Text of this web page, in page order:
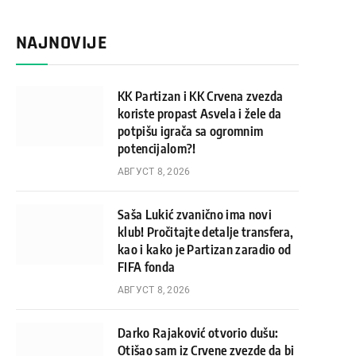
NAJNOVIJE
KK Partizan i KK Crvena zvezda
koriste propast Asvela i žele da
potpišu igrača sa ogromnim
potencijalom?!
АВГУСТ 8, 2026
Saša Lukić zvanično ima novi
klub! Pročitajte detalje transfera,
kao i kako je Partizan zaradio od
FIFA fonda
АВГУСТ 8, 2026
Darko Rajaković otvorio dušu:
Otišao sam iz Crvene zvezde da bi